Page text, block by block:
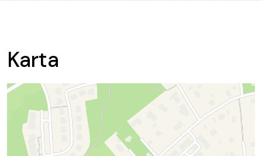
Karta